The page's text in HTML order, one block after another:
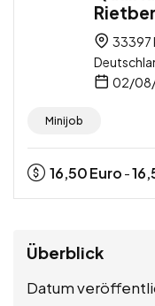
33397
02/
Minijob
16,50Euro -
Überblick
Datum